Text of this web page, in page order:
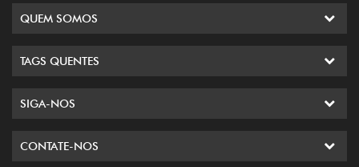
QUEM SOMOS
TAGS QUENTES
SIGA-NOS
CONTATE-NOS